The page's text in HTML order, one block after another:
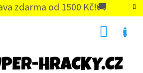
zdarma od 1500 Kč!🚚